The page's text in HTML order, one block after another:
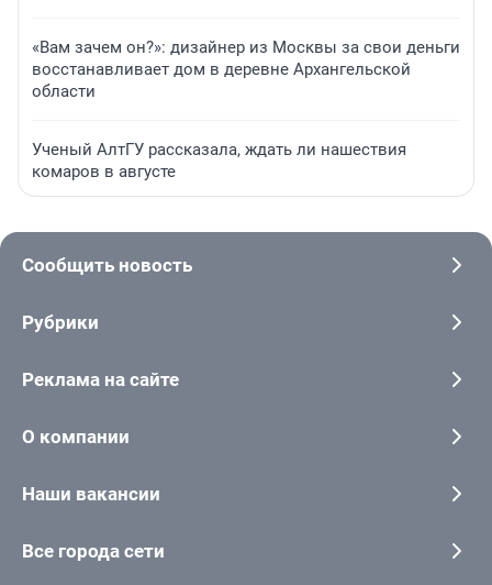
«Вам зачем он?»: дизайнер из Москвы за свои деньги
восстанавливает дом в деревне Архангельской
области
Ученый АлтГУ рассказала, ждать ли нашествия
комаров в августе
Сообщить новость
Рубрики
Реклама на сайте
О компании
Наши вакансии
Все города сети